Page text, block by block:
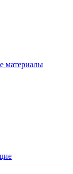
материалы